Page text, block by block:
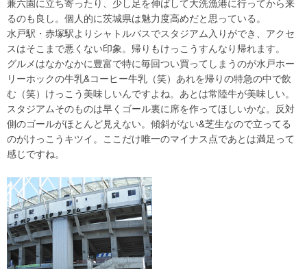
兼六園に立ち寄ったり、少し足を伸ばして大洗漁港に行ってから来
るのも良し。個人的に茨城県は魅力度高めだと思っている。
水戸駅・赤塚駅よりシャトルバスでスタジアム入りができ、アクセ
スはそこまで悪くない印象。帰りもけっこうすんなり帰れます。
グルメはなかなかに豊富で特に毎回つい買ってしまうのが水戸ホー
リーホックの牛乳&コーヒー牛乳（笑）あれを帰りの特急の中で飲
む（笑）けっこう美味しいんですよね。あとは常陸牛が美味しい。
スタジアムそのものは早くゴール裏に席を作ってほしいかな。反対
側のゴールがほとんど見えない。傾斜がない&芝生なので立ってる
のがけっこうキツイ。ここだけ唯一のマイナス点であとは満足って
感じですね。